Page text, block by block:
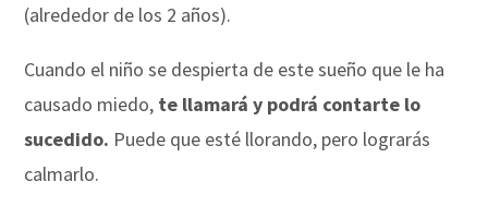
(alrededor de los 2 años).
Cuando el niño se despierta de este sueño que le ha
causado miedo, te llamará y podrá contarte lo
sucedido. Puede que esté llorando, pero lograrás
calmarlo.